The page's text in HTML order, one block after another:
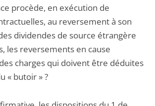
procède, en exécution de
au reversement à son
dividendes de source étrangère
les reversements en cause
charges qui doivent être déduites
« butoir » ?